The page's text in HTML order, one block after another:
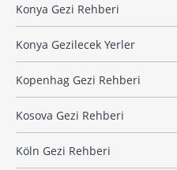
Konya Gezi Rehberi
Konya Gezilecek Yerler
Kopenhag Gezi Rehberi
Kosova Gezi Rehberi
Köln Gezi Rehberi